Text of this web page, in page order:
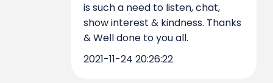
is such a need to listen, chat,
show interest & kindness. Thanks
& Well done to you all.
2021-11-24 20:26:22